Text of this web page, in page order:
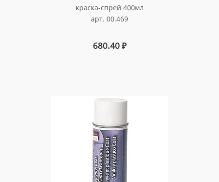
краска-спрей 400мл
арт. 00.469
680.40₽